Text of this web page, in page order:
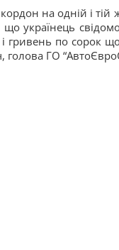
на одній і
що українець
по сорок
голова ГО